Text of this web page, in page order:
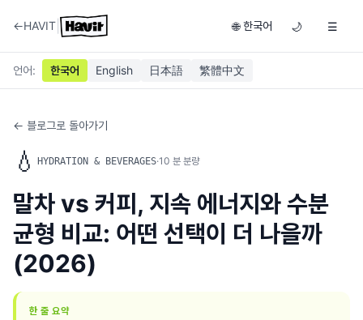
←HAVIT 🌐 한국어 🌙 ☰
언어: 한국어 English 日本語 繁體中文
← 블로그로 돌아가기
💧 HYDRATION & BEVERAGES·10 분 분량
말차 vs 커피, 지속 에너지와 수분
균형 비교: 어떤 선택이 더 나을까
(2026)
한 줄 요약